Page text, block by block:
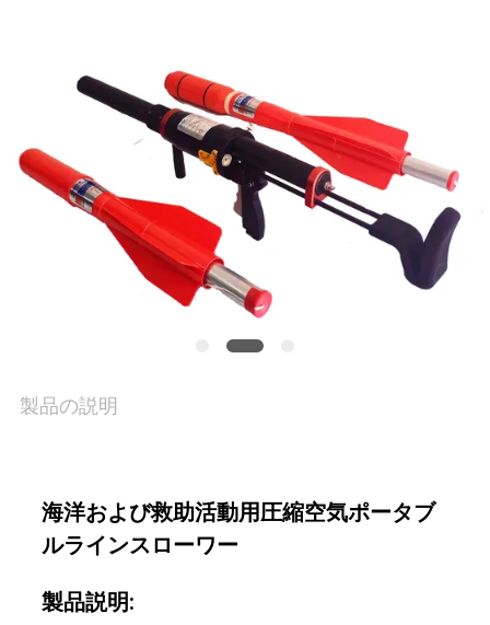
行
理
NEWS
製品の説明
海洋および救助活動用圧縮空気ポータブ
ルラインスローワー
製品説明: